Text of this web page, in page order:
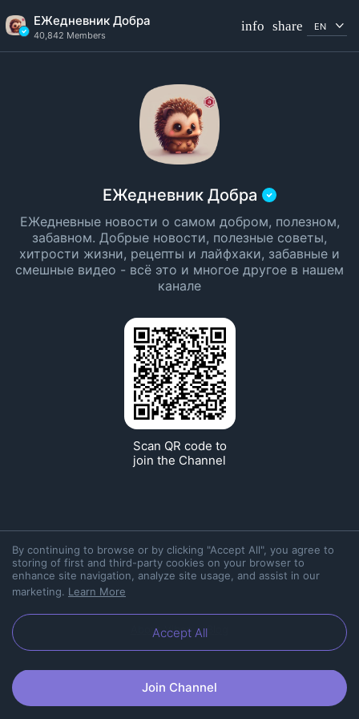
ЕЖедневник Добра
40,842 Members
info
40,842 Members
share EN
By continuing to browse or by clicking "Accept All", you agree to
storing of first and third-party cookies on your browser to
enhance site navigation, analyze site usage, and assist in our
marketing. Learn More
Accept All
ЕЖедневник Добра
ЕЖедневные новости о самом добром, полезном,
забавном. Добрые новости, полезные советы,
хитрости жизни, рецепты и лайфхаки, забавные и
смешные видео - всё это и многое другое в нашем
канале
Scan QR code to
join the Channel
About Viber Blog
Join Channel